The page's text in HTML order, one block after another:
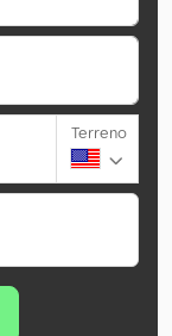
Terreno